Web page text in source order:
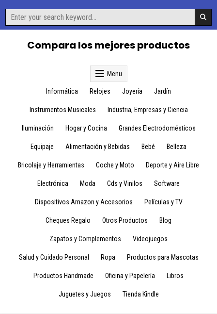
content
Search
for:
Compara los mejores productos
Menu
Informática Relojes Joyería Jardín
Instrumentos Musicales Industria, Empresas y Ciencia
Iluminación Hogar y Cocina Grandes Electrodomésticos
Equipaje Alimentación y Bebidas Bebé Belleza
Bricolaje y Herramientas Coche y Moto Deporte y Aire Libre
Electrónica Moda Cds y Vinilos Software
Dispositivos Amazon y Accesorios Películas y TV
Cheques Regalo Otros Productos Blog
Zapatos y Complementos Videojuegos
Salud y Cuidado Personal Ropa Productos para Mascotas
Productos Handmade Oficina y Papelería Libros
Juguetes y Juegos Tienda Kindle